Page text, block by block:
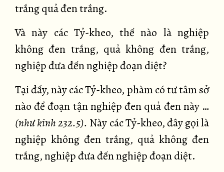
trắng quả đen trắng.
Và này các Tỷ-kheo, thế nào là nghiệp
không đen trắng, quả không đen trắng,
nghiệp đưa đến nghiệp đoạn diệt?
Tại đấy, này các Tỷ-kheo, phàm có tư tâm sở
nào để đoạn tận nghiệp đen quả đen này …
(như kinh 232.5). Này các Tỷ-kheo, đây gọi là
nghiệp không đen trắng, quả không đen
trắng, nghiệp đưa đến nghiệp đoạn diệt.